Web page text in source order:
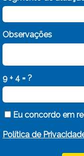
Observações
9 + 4 = ?
Eu concordo em
Política de